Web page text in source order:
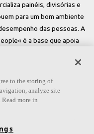
painéis, divisórias e
para um bom ambiente
das pessoas. A
é a base que apoia
to the storing of
analyze site
more in